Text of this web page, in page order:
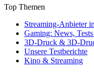
Top Themen
Streaming-Anbieter
Gaming: News,
3D-Druck & 3D-
Unsere Testberichte
Kino & Streaming